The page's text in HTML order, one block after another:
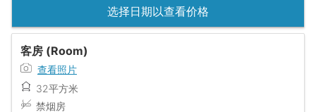
选择日期以查看价格
客房 (Room)
查看照片
32平方米
禁烟房